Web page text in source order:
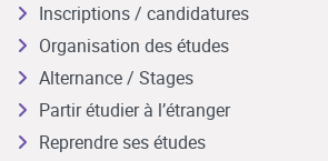
Inscriptions / candidatures
Organisation des études
Alternance / Stages
Partir étudier à l’étranger
Reprendre ses études